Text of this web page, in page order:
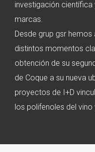
investigación
marcas.
Desde grup gsr
distintos momentos
obtención de su
de Coque a su nueva
proyectos de I+D
los polifenoles del